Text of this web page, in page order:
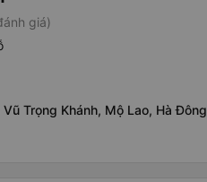
giá)
Trọng Khánh, Mộ Lao, Hà Đông